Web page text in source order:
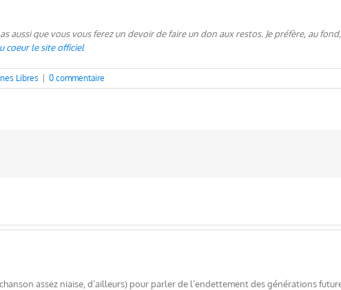
aussi que vous vous ferez un devoir de faire un don aux restos. Je préfère, au
coeur le site officiel
Libres 0 commentaire
assez niaise, d’ailleurs) pour parler de l’endettement des générations